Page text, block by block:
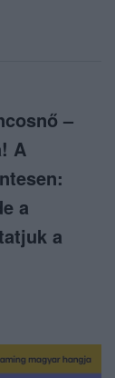
–
A
a
a